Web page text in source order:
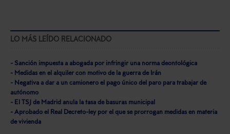
LO MÁS LEÍDO RELACIONADO
- Sanción impuesta a abogada por infringir una norma deontológica
- Medidas en el alquiler con motivo de la guerra de Irán
- Negativa a dar a un camionero el pago único del paro para trabajar de
autónomo
- El TSJ de Madrid anula la tasa de basuras municipal
- Aprobado el Real Decreto-ley por el que se prorrogan medidas en materia
de vivienda